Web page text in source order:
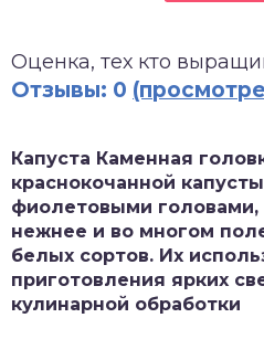
Оценка, тех кто
Отзывы: 0
Капуста Каменная
краснокочанной
фиолетовыми головами,
нежнее и во многом
белых сортов. Их
приготовления ярких
кулинарной обработки